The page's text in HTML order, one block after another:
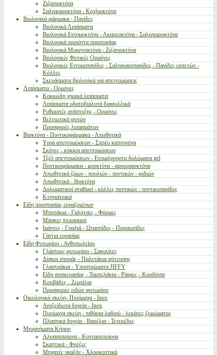
Ζιζανιοκτόνα
Σαλιγκαροκτόνα - Κοχλιοκτόνα
Βιολογικά φάρμακα - Παγίδες
Βιολογικά Λιπάσματα
Βιολογικά Εντομοκτόνα - Ακαρεοκτόνα - Σαλιγκαροκτόνα
Βιολογικά προιόντα προστασίας
Βιολογικά Μυκητοκτόνα - Ζιζανιοκτόνα
Βιολογικές Φυτικές Ορμόνες
Βιολογικές Εντομοπαγίδες - Σαλιγκαροπαγίδες - Παγίδες ερπετών -
Κόλλες
Σκευάσματα βιολογικά για απεντομώσεις
Λιπάσματα - Ορμόνες
Κοκκώδη χημικά λιπάσματα
Λιπάσματα υδατοδιαλυτά διαφυλλικά
Ρυθμιστές ανάπτυξης - Ορμόνες
Βελτιωτικά φυτών
Προσφορές λιπασμάτων
Βιοκτόνα - Ποντικοφάρμακα - Απωθητικά
Υγρά απεντομώσεων - Σπρέυ καπνογόνα
Σκόνες - κόκκοι απεντομώσεων
Τζέλ απεντομώσεων - Ετοιμόχρηστα δολώματα gel
Ποντικοφάρμακα - μυοκτόνα - αρουραιοκτόνα
Απωθητικά ζώων - πουλιών - ποντικών - φιδιών
Απωθητικά - βιοκτόνα
Δολωματικοί σταθμοί - κόλλες ποντικών - ποντικοπαγίδες
Κτηνιατρικά
Είδη προστασίας εργαζομένων
Μποτάκια - Γαλότσες - Φόρμες
Μάσκες ψεκασμού
Ιμάντες - Γυαλιά - Ωτασπίδες - Προσωπίδες
Γάντια εργασίας
Είδη Φυτωρίου - Ανθοπωλείου
Γλάστρες φυτωρίου - Σακούλες
Δίσκοι σποράς - Παλετάκια φύτευσης
Γλαστράκια - Υποστρώματα JIFFY
Είδη συσκευασίας - Ταμπελάκια - Ράφιες - Κορδόνια
Κουβάδες - Ζεμπίλια
Προσφορές ειδών φυτωρίου
Οικολογικά σκεύη- Πυρίμαχα - Inox
Ανοξείδωτα δοχεία - Inox
Πυρίμαχα σκεύη - πιθάρια λαδιού - λεκάνες ζυμώματος
Πλαστικά δοχεία - Βαρέλια - Τενεκέδες
Μηχανήματα Κήπου
Αλυσσοπρίονα - Κονταροπρίονα
Σκαπτικά - Φρέζες
Μηχανές γκαζόν - Χλοοκοπτικά